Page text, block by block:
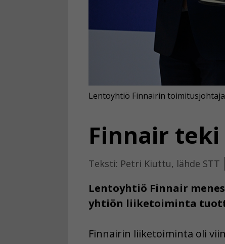
Finnair
Teksti: Petri Kiuttu, lähde STT
Lentoyhtiö Finnair
yhtiön liiketoiminta
Lentoyhtiö Finnairin
Finnairin liiketoiminta oli